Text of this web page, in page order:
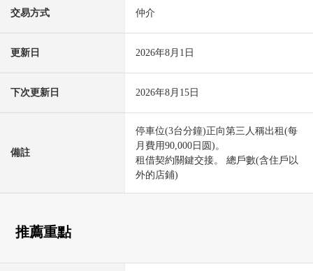
交易方式 仲介
更新日 2026年8月1日
下次更新日 2026年8月15日
備註
停車位(3台分鐘)正向第三人稱出租(每
月費用90,000日圆)。
租借契約關鍵交接。 總戶數(含住戶以
外的店鋪)
推薦重點